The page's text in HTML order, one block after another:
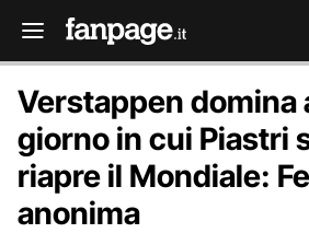
Verstappen domina
giorno in cui Piastri
riapre il Mondiale:
anonima